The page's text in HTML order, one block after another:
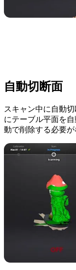
自動切断面
スキャン中に自動
にテーブル平面を
動で削除する必要が